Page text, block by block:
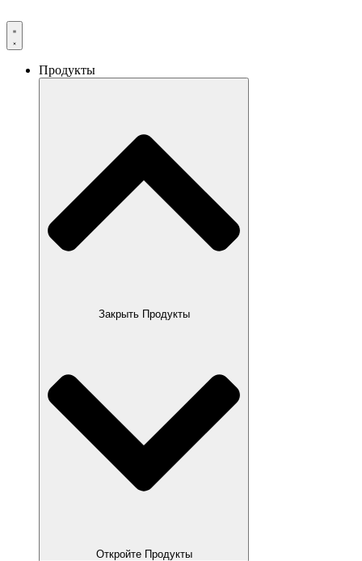
Продукты
Закрыть Продукты
Откройте Продукты